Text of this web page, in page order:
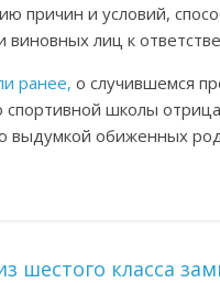
причин и условий,
виновных лиц к
ранее, о случившемся
спортивной школы
выдумкой обиженных
шестого класса